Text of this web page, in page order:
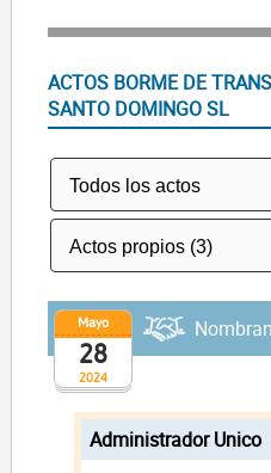
ACTOS BORME DE
SANTO DOMINGO SL
2024
Mayo
28
Administrador Unico